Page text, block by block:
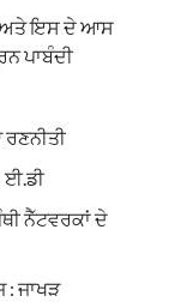
ਅਤੇ ਇਸ ਦੇ ਆਸ
ਪਾਬੰਦੀ
ਈ.ਡੀ
ਨੈੱਟਵਰਕਾਂ ਦੇ
: ਜਾਖੜ